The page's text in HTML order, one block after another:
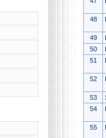
48
49
50
51
52
53
54
55